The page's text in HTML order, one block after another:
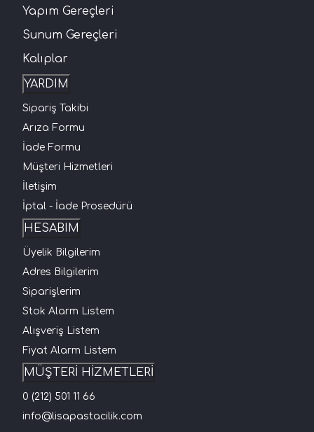
Yapım Gereçleri
Sunum Gereçleri
Kalıplar
YARDIM
Sipariş Takibi
Arıza Formu
İade Formu
Müşteri Hizmetleri
İletişim
İptal - İade Prosedürü
HESABIM
Üyelik Bilgilerim
Adres Bilgilerim
Siparişlerim
Stok Alarm Listem
Alışveriş Listem
Fiyat Alarm Listem
MÜŞTERİ HİZMETLERİ
0 (212) 501 11 66
info@lisapastacilik.com